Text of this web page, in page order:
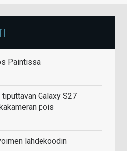
Paintissa
tiputtavan Galaxy S27
pois
lähdekoodin